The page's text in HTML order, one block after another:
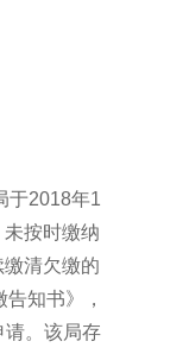
于2018年1
按时缴纳
清欠缴的
知书》，
请。该局存